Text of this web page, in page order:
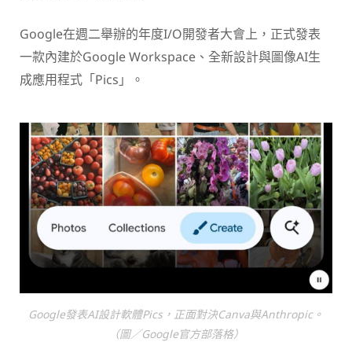
Google在週二舉辦的年度I/O開發者大會上，正式發表
一款內建於Google Workspace、全新設計與圖像AI生
成應用程式「Pics」。
Google發表AI設計軟體Pics，正面對決Canva與Anthropic。
（圖／Google官方部落格）